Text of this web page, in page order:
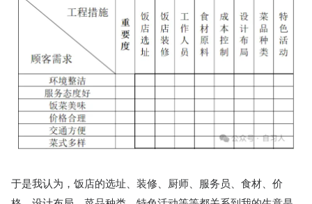
于是我认为，饭店的选址、装修、厨师、服务员、食材、价